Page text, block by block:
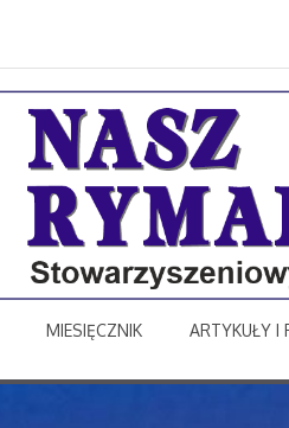
MIESIĘCZNIK ARTYKUŁY I